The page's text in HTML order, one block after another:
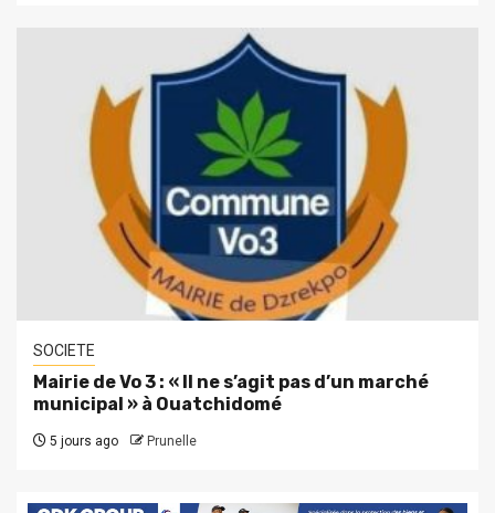
SOCIETE
Mairie de Vo 3 : « Il ne s’agit pas d’un marché
municipal » à Ouatchidomé
5 jours ago Prunelle